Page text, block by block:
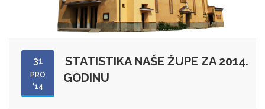
31
PRO
'14
STATISTIKA NAŠE ŽUPE ZA 2014.
GODINU